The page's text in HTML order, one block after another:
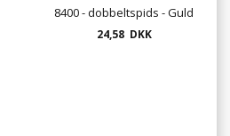
8400 - dobbeltspids - Guld
eller Sølv
24,58 DKK